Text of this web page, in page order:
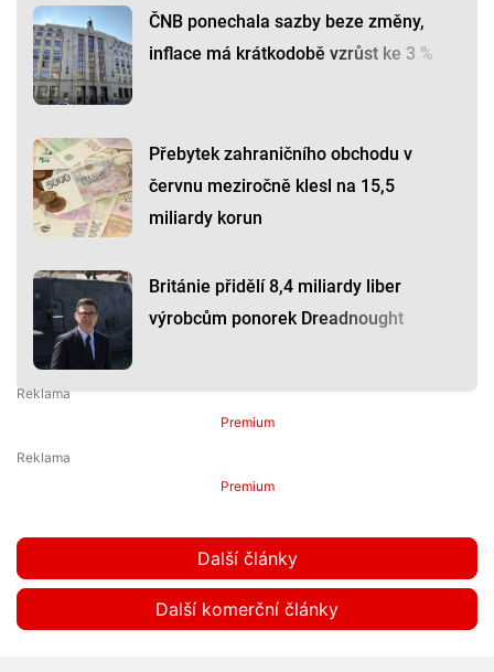
ČNB ponechala sazby beze změny,
inflace má krátkodobě vzrůst ke 3 %
Přebytek zahraničního obchodu v
červnu meziročně klesl na 15,5
miliardy korun
Británie přidělí 8,4 miliardy liber
výrobcům ponorek Dreadnought
Premium
Premium
Další články
Další komerční články